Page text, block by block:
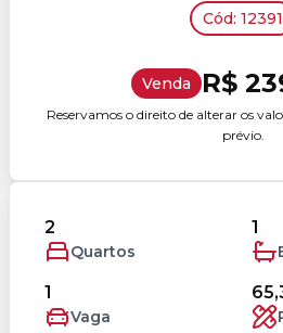
Cód: 12391
Venda R$
Reservamos o direito de alterar os
prévio.
2
Quartos
1
1
Vaga